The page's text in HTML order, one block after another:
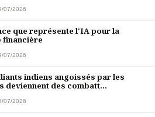
07/2026
que représente l'IA pour la
financière
07/2026
indiens angoissés par les
deviennent des combatt...
07/2026